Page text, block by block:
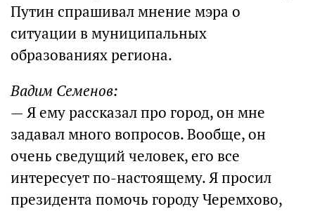
Путин спрашивал мнение мэра о
ситуации в муниципальных
образованиях региона.
Вадим Семенов:
— Я ему рассказал про город, он мне
задавал много вопросов. Вообще, он
очень сведущий человек, его все
интересует по-настоящему. Я просил
президента помочь городу Черемхово,